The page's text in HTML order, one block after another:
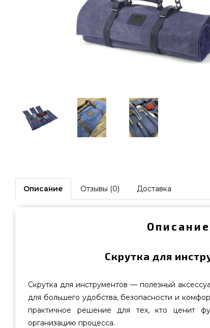
Описание Отзывы (0) Доставка
Описание
Скрутка для
Скрутка для инструментов — полезный
для большего удобства, безопасности и
практичное решение для тех, кто ценит
организацию процесса.